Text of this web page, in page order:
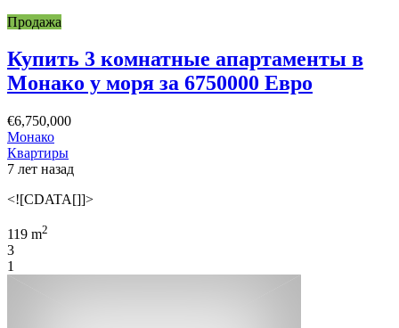
Продажа
Купить 3 комнатные апартаменты в
Монако у моря за 6750000 Евро
€6,750,000
Монако
Квартиры
7 лет назад
<![CDATA[]]>
119 m2
3
1